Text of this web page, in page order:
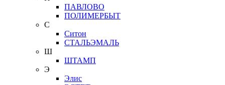
ПАВЛОВО
ПОЛИМЕРБЫТ
С
Ситон
СТАЛЬЭМАЛЬ
Ш
ШТАМП
Э
Элис